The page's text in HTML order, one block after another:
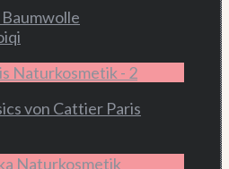
von Cattier Paris